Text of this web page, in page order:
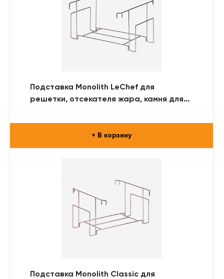
Подставка Monolith LeChef для
решетки, отсекателя жара, камня для
+ В корзину
Подставка Monolith Classic для